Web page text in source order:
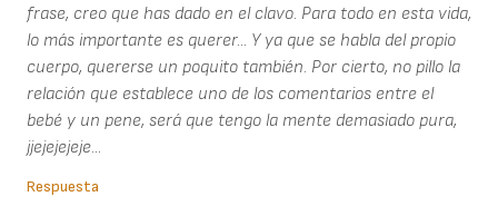
frase, creo que has dado en el clavo. Para todo en esta vida,
lo más importante es querer... Y ya que se habla del propio
cuerpo, quererse un poquito también. Por cierto, no pillo la
relación que establece uno de los comentarios entre el
bebé y un pene, será que tengo la mente demasiado pura,
jjejejejeje...
Respuesta